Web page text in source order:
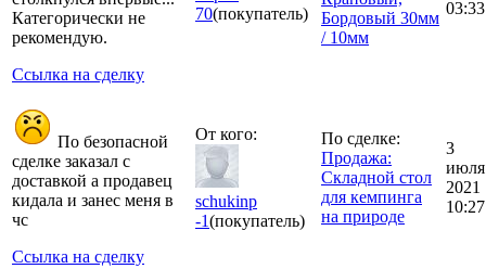
Категорически не
рекомендую.
Ссылка на сделку
70(покупатель)
Бордовый 30мм
/ 10мм
03:33
По безопасной
сделке заказал с
доставкой а продавец
кидала и занес меня в
чс
Ссылка на сделку
От кого:
schukinp
-1(покупатель)
По сделке:
Продажа:
Складной стол
для кемпинга
на природе
3
июля
2021
10:27